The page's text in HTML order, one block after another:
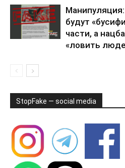
будут
части, а
«ловить
StopFake — social media